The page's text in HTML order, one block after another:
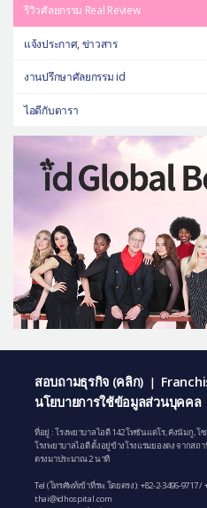
รีวิวศัลยกรรม Real Review
แจ้งประกาศ, ข่าวสาร
งานปรึกษาศัลยกรรม id
ไอดีกับดารา
สอบถามธุรกิจ (คลิก) |
นโยบายการใช้ข้อมูลส่วนบุคคล
ที่อยู่ : โรงพยาบาลไอดี 142 โทซันแดโร, คังนัมกู, โ
โรงพยาบาลไอดี ตั้งอยู่ข้างโรงแรมยองดง จากส
ตรงมาประมาณ 2 นาที
Tel (โทรศัพท์เข้าที่รพ.โดยตรง): +82-2-3496-9717/
thai@idhospital.com